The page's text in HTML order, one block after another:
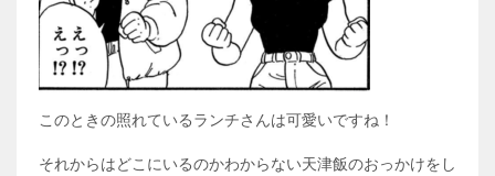
このときの照れているランチさんは可愛いですね！
それからはどこにいるのかわからない天津飯のおっかけをし